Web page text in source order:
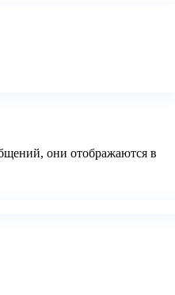
они отображаются в